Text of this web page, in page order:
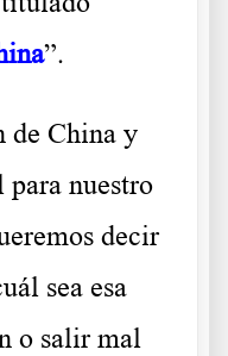
”.
de China y
para nuestro
decir
sea esa
o salir mal